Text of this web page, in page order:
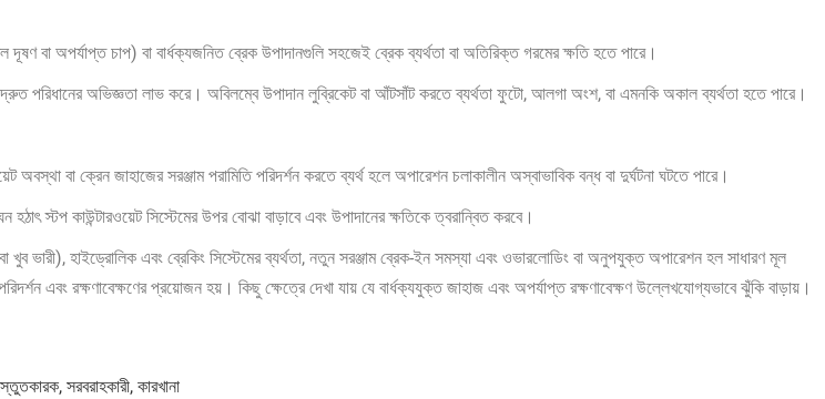
দূষণ বা অপর্যাপ্ত চাপ) বা বার্ধক্যজনিত ব্রেক উপাদানগুলি সহজেই ব্রেক ব্যর্থতা বা অতিরিক্ত গরমের ক্ষতি হতে পারে।
পরিধানের অভিজ্ঞতা লাভ করে। অবিলম্বে উপাদান লুব্রিকেট বা আঁটসাঁট করতে ব্যর্থতা ফুটো, আলগা অংশ, বা এমনকি অকাল ব্যর্থতা হতে পারে।
অবস্থা বা ক্রেন জাহাজের সরঞ্জাম পরামিতি পরিদর্শন করতে ব্যর্থ হলে অপারেশন চলাকালীন অস্বাভাবিক বন্ধ বা দুর্ঘটনা ঘটতে পারে।
স্টপ কাউন্টারওয়েট সিস্টেমের উপর বোঝা বাড়াবে এবং উপাদানের ক্ষতিকে ত্বরান্বিত করবে।
বা খুব ভারী), হাইড্রোলিক এবং ব্রেকিং সিস্টেমের ব্যর্থতা, নতুন সরঞ্জাম ব্রেক-ইন সমস্যা এবং ওভারলোডিং বা অনুপযুক্ত অপারেশন হল সাধারণ মূল
এবং রক্ষণাবেক্ষণের প্রয়োজন হয়। কিছু ক্ষেত্রে দেখা যায় যে বার্ধক্যযুক্ত জাহাজ এবং অপর্যাপ্ত রক্ষণাবেক্ষণ উল্লেখযোগ্যভাবে ঝুঁকি বাড়ায়।
সরবরাহকারী, কারখানা